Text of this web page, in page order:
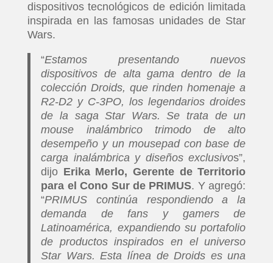
dispositivos tecnológicos de edición limitada
inspirada en las famosas unidades de Star
Wars.
“Estamos presentando nuevos
dispositivos de alta gama dentro de la
colección Droids, que rinden homenaje a
R2-D2 y C-3PO, los legendarios droides
de la saga Star Wars. Se trata de un
mouse inalámbrico trimodo de alto
desempeño y un mousepad con base de
carga inalámbrica y diseños exclusivos”,
dijo Erika Merlo, Gerente de Territorio
para el Cono Sur de PRIMUS. Y agregó:
“PRIMUS continúa respondiendo a la
demanda de fans y gamers de
Latinoamérica, expandiendo su portafolio
de productos inspirados en el universo
Star Wars. Esta línea de Droids es una